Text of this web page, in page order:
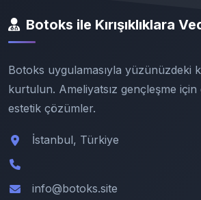
Botoks ile Kırışıklıklara
Botoks uygulamasıyla yüzünüzdeki
kurtulun. Ameliyatsız gençleşme için
estetik çözümler.
İstanbul, Türkiye
info@botoks.site